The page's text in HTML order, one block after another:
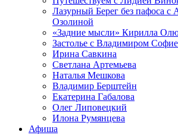
Лазурный Берег без пафоса с
Озолиной
«Задние мысли» Кирилла
Застолье с Владимиром
Ирина Савкина
Светлана Артемьева
Наталья Мешкова
Владимир Берштейн
Екатерина Габалова
Олег Липовецкий
Илона Румянцева
Афиша